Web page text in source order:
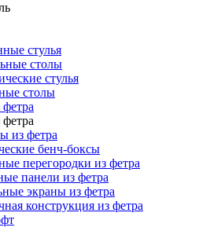
стулья
столы
стулья
столы
из фетра
бенч-боксы
перегородки из фетра
панели из фетра
экраны из фетра
конструкция из фетра